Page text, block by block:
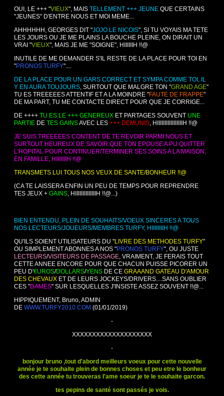
OUI, LE +++ "VIEUX", MAIS TELLEMENT +++ JEUNE QUE CERTAINS
"JEUNES" D'ENTRE NOUS ET MOI MEME...
AHHHHHH, GEORGES DIT "JOJO LE NICOIS", SI TU VOYAIS MA TETE
LES JOURS OU JE ME PLAINS LA BOUCHE PLEINE, ON DIRAIT UN
VRAI "VIEUX", MAIS JE ME "SOIGNE", HIIIIIIH !!@
INUTILE DE ME DEMANDER S'IL RESTE DE LA PLACE POUR TOI EN
"PRONOS TURFY"....
DE LA PLACE POUR UN GARS CORRECT ET SYMPA COMME TOI, IL
Y EN AURA TOUJOURS, SURTOUT QUE MALGRE TON "GRAND AGE"
TU ES TREEEEES ATTENTIF ET A LA MOINDRE "FAUTE DE FRAPPE"
DE MA PART, TU ME CONTACTE DIRECT POUR QUE JE CORRIGE...
DE ++++ TU ES LE +++ GENEREUX ET PARTAGES SOUVENT UNE
PARTIE DE TES GAINSAVEC LES +++ DEMUNIS, HIIIIIIIIIIIIIIIIIH !!@
JE SUIS TREEEEES CONTENT DE TE REVOIR PARMI NOUS ET
SURTOUT HEUREUX DE SAVOIR QUE TON EPOUSE A PU QUITTER
L'HOPITAL POUR CONTINUER/TERMINER SES SOINS A LA MAISON,
EN FAMILLE, HIIIIIIIH !!@
TRANSMETS LUI TOUS NOS VEUX DE SANTE/BONHEUR !!@
(CA TE LAISSERA ENFIN UN PEU DE TEMPS POUR REPRENDRE
TES JEUX + GAINS, HIIIIIIIIIIIIIIH !!@...)
BIEN ENTENDU, PLEIN DE SOUHAITS/VOEUX SINCERES A TOUS
NOS LECTEURS/JOUEURS/MEMBRES TURFY, HIIIIIIIIH !!@
QU'ILS SOIENT UTILISATEURS DU "LIVRE DES METHODES TURFY"
OU SIMPLEMENT ABONNES A NOS "PRONOS TURFY", OU JUSTE
LECTEURS/VISITEURS DE PASSAGE, VRAIMENT, JE FERAIS TOUT
CETTE ANNEE ENCORE POUR QUE CHACUN PUISSE PICORER UN
PEU D'€UROS/DOLLARS/YENS DE CE GRAAAND GATEAU D'AMOUR
DES CHEVAUX ET DE LEURS JOCKEYS/DRIVERS....SANS OUBLIER
CES "DAMES" SUR LESQUELLES J'INSISTE ASSEZ SOUVENT !!@...
HIPPIQUEMENT, Bruno, ADMIN
DE WWW.TURFY2010.COM (01/01/2019)
-
XXXXXXXXXXXXXXXXXXXX
-
bonjour bruno ,tout d'abord meilleurs voeux pour cette nouvelle
année je te souhaite plein de bonnes choses et peu etre le bonheur
des cette année tu trouveras l'ame soeur je te le souhaite garcon.
tes pepins de santé sont passés je vois.